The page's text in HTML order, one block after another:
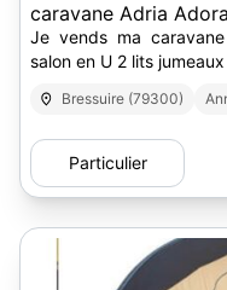
caravane Adria
Je vends ma
salon en U 2 lits
Bressuire (79300)
Particulier